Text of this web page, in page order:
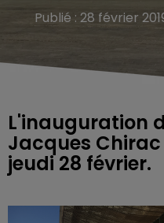
Publié : 28 février
L'inauguration
Jacques
jeudi 28 février.